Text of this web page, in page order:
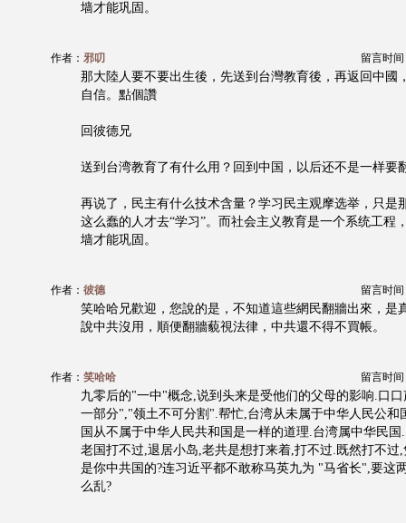
墙才能巩固。
作者： 邪叨 留言时间
那大陸人要不要出生後，先送到台灣教育後，再返回中國
自信。點個讚
回彼德兄
送到台湾教育了有什么用？回到中国，以后还不是一样要
再说了，民主有什么技术含量？学习民主观摩选举，只是
这么蠢的人才去“学习”。而社会主义教育是一个系统工程
墙才能巩固。
作者： 彼德 留言时间
笑哈哈兄歡迎，您說的是，不知道這些網民翻牆出來，是
說中共沒用，順便翻牆藐視法律，中共還不得不買帳。
作者： 笑哈哈 留言时间
九零后的"一中"概念,说到头来是受他们的父母的影响.口
一部分","领土不可分割".帮忙,台湾从未属于中华人民公和
国从不属于中华人民共和国是一样的道理.台湾属中华民
老国打不过,退居小岛,老共是想打来着,打不过.既然打不过
是你中共国的?连习近平都不敢称马英九为 "马省长",要这
么乱?